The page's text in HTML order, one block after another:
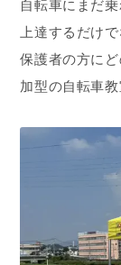
自転車にまだ
上達するだけで
保護者の方に
加型の自転車教